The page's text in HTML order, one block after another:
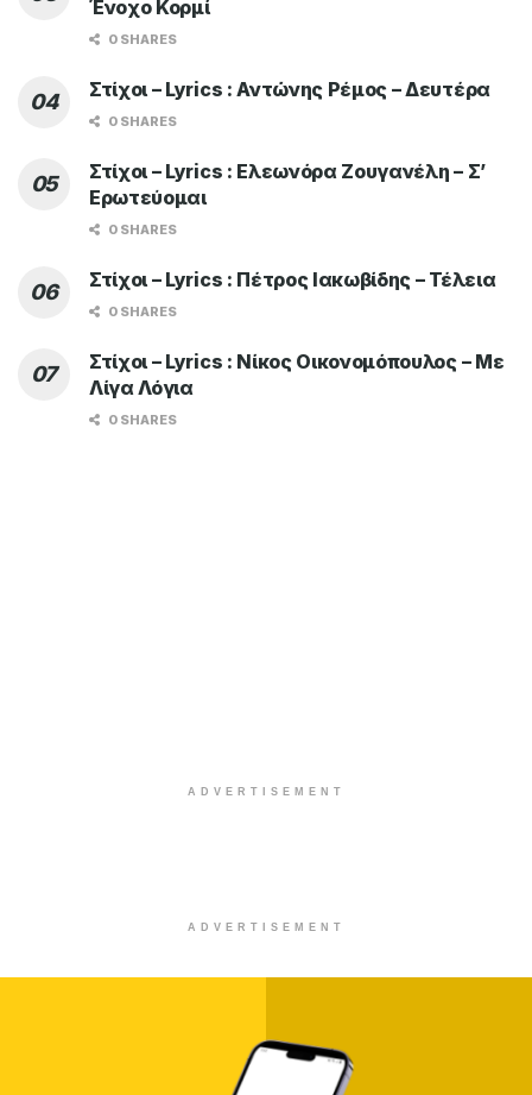
Ένοχο Κορμί
0 SHARES
Στίχοι – Lyrics : Αντώνης Ρέμος – Δευτέρα
0 SHARES
Στίχοι – Lyrics : Ελεωνόρα Ζουγανέλη – Σ’
Ερωτεύομαι
0 SHARES
Στίχοι – Lyrics : Πέτρος Ιακωβίδης – Τέλεια
0 SHARES
Στίχοι – Lyrics : Νίκος Οικονομόπουλος – Με
Λίγα Λόγια
0 SHARES
ADVERTISEMENT
ADVERTISEMENT